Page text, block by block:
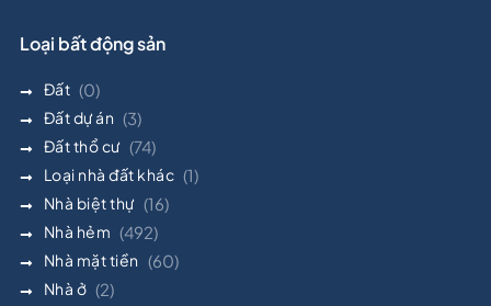
Loại bất động sản
Đất (0)
Đất dự án (3)
Đất thổ cư (74)
Loại nhà đất khác (1)
Nhà biệt thự (16)
Nhà hẻm (492)
Nhà mặt tiền (60)
Nhà ở (2)